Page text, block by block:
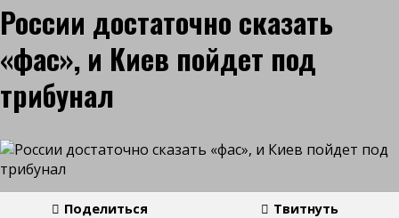
России достаточно сказать
«фас», и Киев пойдет под
трибунал
Поделиться
Твитнуть